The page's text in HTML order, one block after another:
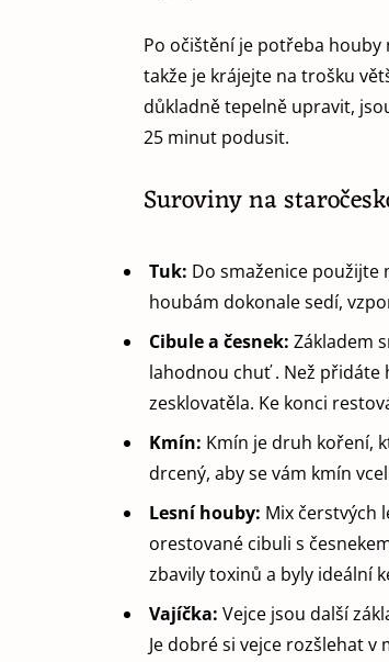
Po očištění je potřeba houby
takže je krájejte na trošku
důkladně tepelně upravit,
25 minut podusit.
Suroviny na
Tuk: Do smaženice použijte
houbám dokonale sedí,
Cibule a česnek: Základem
lahodnou chuť . Než přidáte
zesklovatěla. Ke konci
Kmín: Kmín je druh koření,
drcený, aby se vám kmín
Lesní houby: Mix čerstvých
orestované cibuli s
zbavily toxinů a byly ideální
Vajíčka: Vejce jsou další
Je dobré si vejce rozšlehat